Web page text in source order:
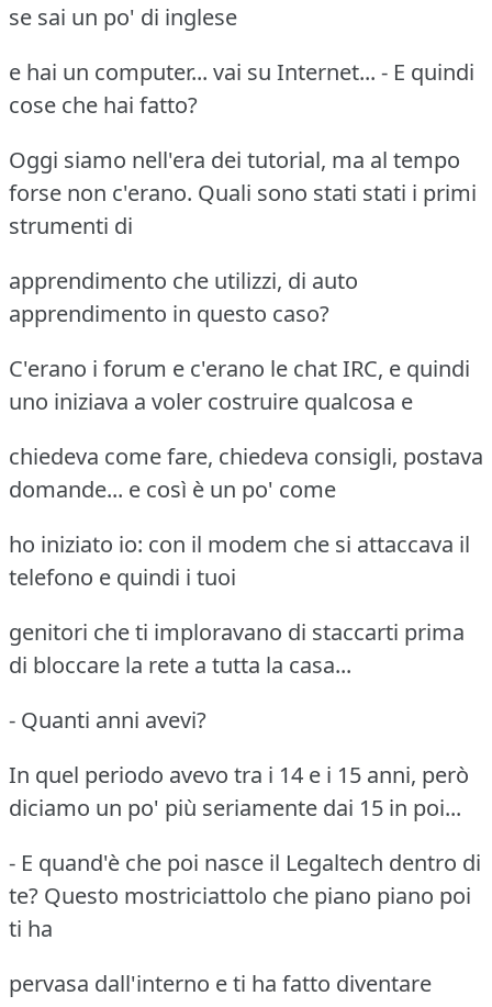
se sai un po' di inglese
e hai un computer... vai su Internet... - E quindi
cose che hai fatto?
Oggi siamo nell'era dei tutorial, ma al tempo
forse non c'erano. Quali sono stati stati i primi
strumenti di
apprendimento che utilizzi, di auto
apprendimento in questo caso?
C'erano i forum e c'erano le chat IRC, e quindi
uno iniziava a voler costruire qualcosa e
chiedeva come fare, chiedeva consigli, postava
domande... e così è un po' come
ho iniziato io: con il modem che si attaccava il
telefono e quindi i tuoi
genitori che ti imploravano di staccarti prima
di bloccare la rete a tutta la casa...
- Quanti anni avevi?
In quel periodo avevo tra i 14 e i 15 anni, però
diciamo un po' più seriamente dai 15 in poi...
- E quand'è che poi nasce il Legaltech dentro di
te? Questo mostriciattolo che piano piano poi
ti ha
pervasa dall'interno e ti ha fatto diventare